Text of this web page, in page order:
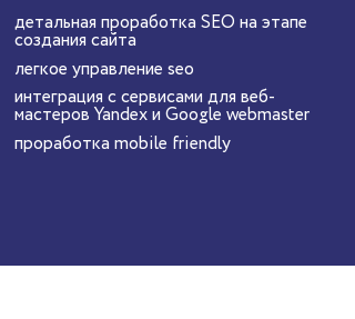
детальная проработка SEO на этапе
создания сайта
легкое управление seo
интеграция с сервисами для веб-
мастеров Yandex и Google webmaster
проработка mobile friendly